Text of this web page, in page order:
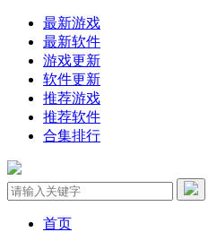
最新游戏
最新软件
游戏更新
软件更新
推荐游戏
推荐软件
合集排行
首页